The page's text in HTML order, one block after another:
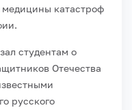
медицины катастроф
студентам о
Отечества
русского